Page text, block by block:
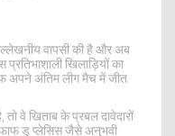
वापसी की है और अब
खिलाड़ियों का
अपने अंतिम लीग मैच में जीत
वे खिताब के प्रबल दावेदारों
डु प्लेसिस जैसे अनुभवी